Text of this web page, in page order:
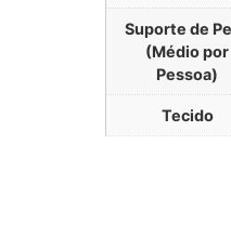
Suporte de
(Médio por
Pessoa)
Tecido